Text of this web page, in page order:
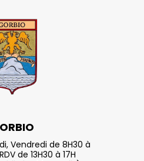
Vendredi de 8H30 à
de 13H30 à 17H